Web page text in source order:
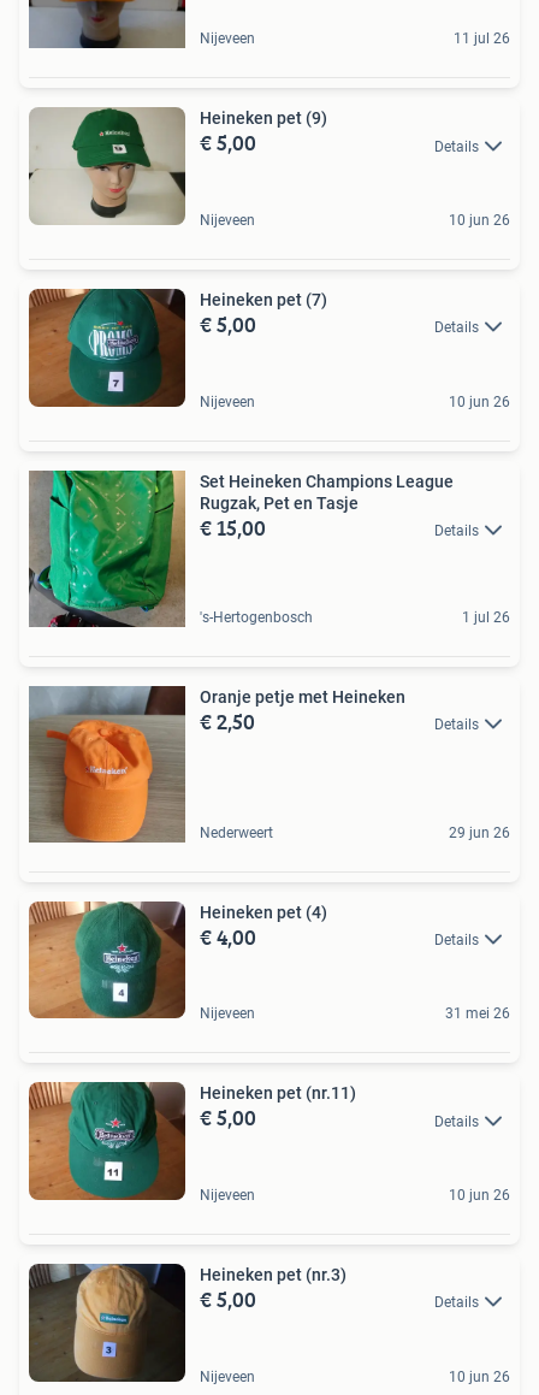
Nijeveen 11 jul 26
Heineken pet (9)
€ 5,00 Details
Nijeveen 10 jun 26
Heineken pet (7)
€ 5,00 Details
Nijeveen 10 jun 26
Set Heineken Champions League
Rugzak, Pet en Tasje
€ 15,00 Details
's-Hertogenbosch 1 jul 26
Oranje petje met Heineken
€ 2,50 Details
Nederweert 29 jun 26
Heineken pet (4)
€ 4,00 Details
Nijeveen 31 mei 26
Heineken pet (nr.11)
€ 5,00 Details
Nijeveen 10 jun 26
Heineken pet (nr.3)
€ 5,00 Details
Nijeveen 10 jun 26